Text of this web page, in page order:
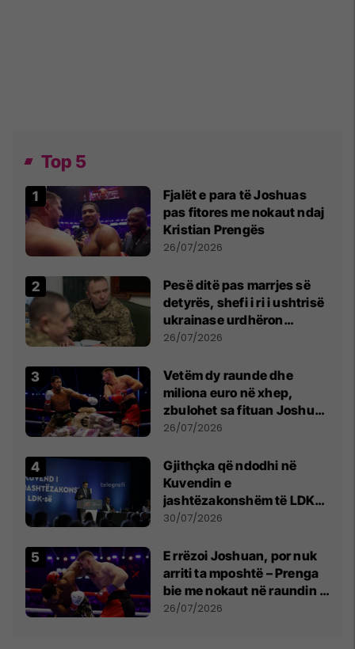
Top 5
Fjalët e para të Joshuas
pas fitores me nokaut ndaj
Kristian Prengës
26/07/2026
Pesë ditë pas marrjes së
detyrës, shefi i ri i ushtrisë
ukrainase urdhëron
kontroll të madh
26/07/2026
Vetëm dy raunde dhe
miliona euro në xhep,
zbulohet sa fituan Joshua
e Prenga
26/07/2026
Gjithçka që ndodhi në
Kuvendin e
jashtëzakonshëm të LDK-
së
30/07/2026
E rrëzoi Joshuan, por nuk
arriti ta mposhtë – Prenga
bie me nokaut në raundin e
dytë
26/07/2026